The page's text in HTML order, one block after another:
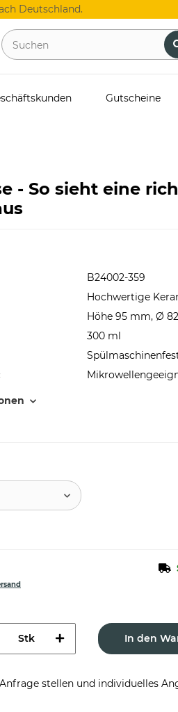
Deutschland.
Gutscheine
- So sieht eine
B24002-359
Hochwertige
Höhe 95 mm, Ø
300 ml
Stk In den
stellen und individuelles